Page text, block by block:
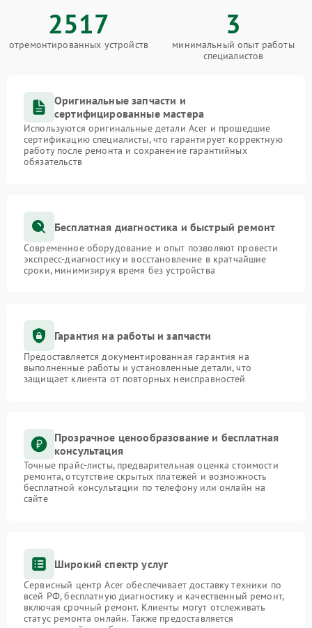
2517
отремонтированных устройств
3
минимальный опыт работы
специалистов
Оригинальные запчасти и
сертифицированные мастера
Используются оригинальные детали Acer и прошедшие
сертификацию специалисты, что гарантирует корректную
работу после ремонта и сохранение гарантийных
обязательств
Бесплатная диагностика и быстрый ремонт
Современное оборудование и опыт позволяют провести
экспресс-диагностику и восстановление в кратчайшие
сроки, минимизируя время без устройства
Гарантия на работы и запчасти
Предоставляется документированная гарантия на
выполненные работы и установленные детали, что
защищает клиента от повторных неисправностей
Прозрачное ценообразование и бесплатная
консультация
Точные прайс-листы, предварительная оценка стоимости
ремонта, отсутствие скрытых платежей и возможность
бесплатной консультации по телефону или онлайн на
сайте
Широкий спектр услуг
Сервисный центр Acer обеспечивает доставку техники по
всей РФ, бесплатную диагностику и качественный ремонт,
включая срочный ремонт. Клиенты могут отслеживать
статус ремонта онлайн. Также предоставляется